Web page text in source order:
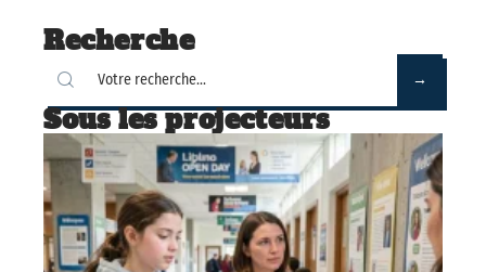
Recherche
Sous les projecteurs